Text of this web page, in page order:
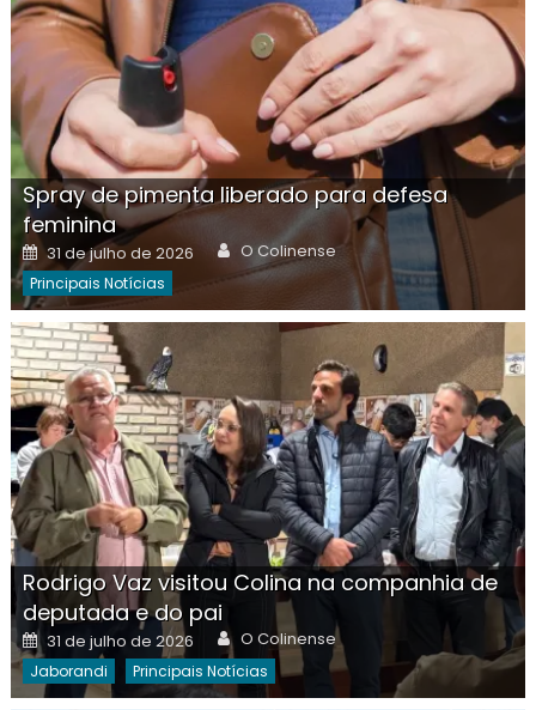
Spray de pimenta liberado para defesa
feminina
Posted
on
31 de julho de 2026 Author
O Colinense
Principais Notícias
Rodrigo Vaz visitou Colina na companhia de
deputada e do pai
Posted
on
31 de julho de 2026 Author
O Colinense
Jaborandi Principais Notícias